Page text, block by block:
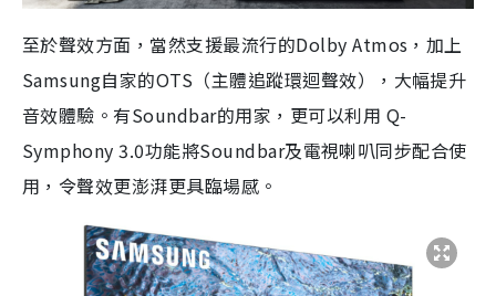
至於聲效方面，當然支援最流行的Dolby Atmos，加上
Samsung自家的OTS（主體追蹤環迴聲效），大幅提升
音效體驗。有Soundbar的用家，更可以利用 Q-
Symphony 3.0功能將Soundbar及電視喇叭同步配合使
用，令聲效更澎湃更具臨場感。